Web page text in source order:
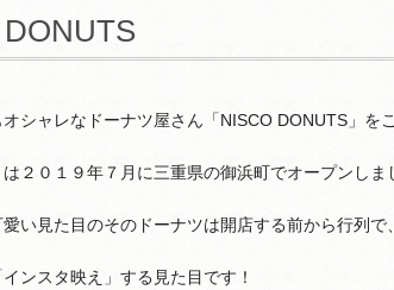
シャレなドーナツ屋さん「NISCO DONUTS」を
は２０１９年７月に三重県の御浜町でオープンしま
い見た目のそのドーナツは開店する前から行列
ンスタ映え」する見た目です！